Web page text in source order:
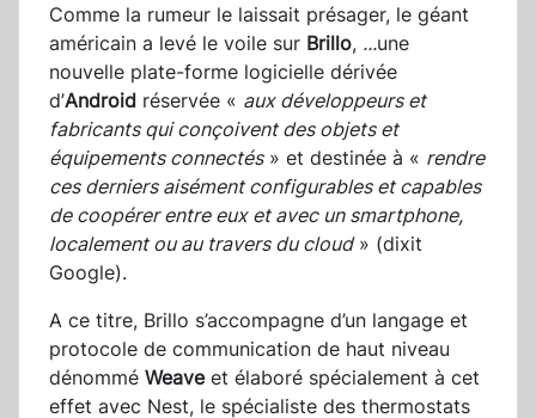
Comme la rumeur le laissait présager, le géant
américain a levé le voile sur Brillo, ...une
nouvelle plate-forme logicielle dérivée
d’Android réservée « aux développeurs et
fabricants qui conçoivent des objets et
équipements connectés» et destinée à « rendre
ces derniers aisément configurables et capables
de coopérer entre eux et avec un smartphone,
localement ou au travers du cloud» (dixit
Google).
A ce titre, Brillo s’accompagne d’un langage et
protocole de communication de haut niveau
dénommé Weaveet élaboré spécialement à cet
effet avec Nest, le spécialiste des thermostats